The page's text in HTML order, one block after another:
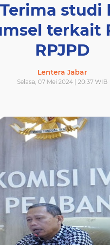
studi
terkait
RPJPD
Lentera Jabar
Selasa, 07 Mei 2024 | 20:37 WIB